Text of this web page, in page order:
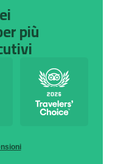
più